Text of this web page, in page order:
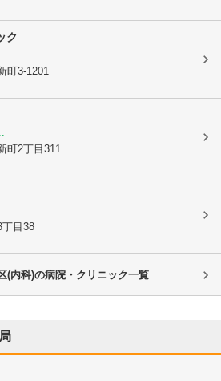
ク
町3-1201
町2丁目311
目38
(内科)の病院・クリニック一覧